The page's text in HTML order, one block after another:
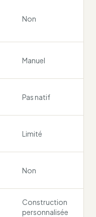
Non
Manuel
Pas natif
Limité
Non
Construction
personnalisée